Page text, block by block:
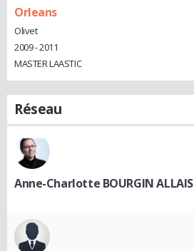
Orleans
Olivet
2009 - 2011
MASTER LAASTIC
Réseau
Anne-Charlotte BOURGIN ALLAIS